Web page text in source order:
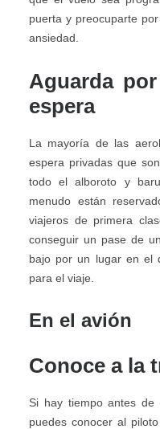
puerta y preocuparte
ansiedad.
Aguarda
espera
La mayoría de las
espera privadas que
todo el alboroto y
menudo están
viajeros de primera
conseguir un pase de
bajo por un lugar en el
para el viaje.
En el avión
Conoce a la
Si hay tiempo antes de
puedes conocer al